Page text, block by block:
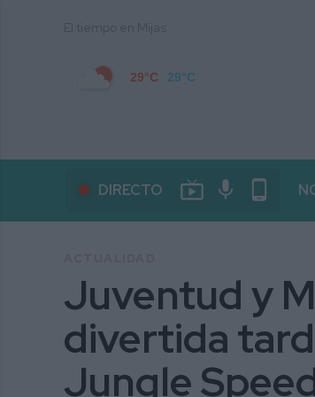
29°C 29°C
DIRECTO live_tv mic phone_android
Juventud y
divertida
Jungle